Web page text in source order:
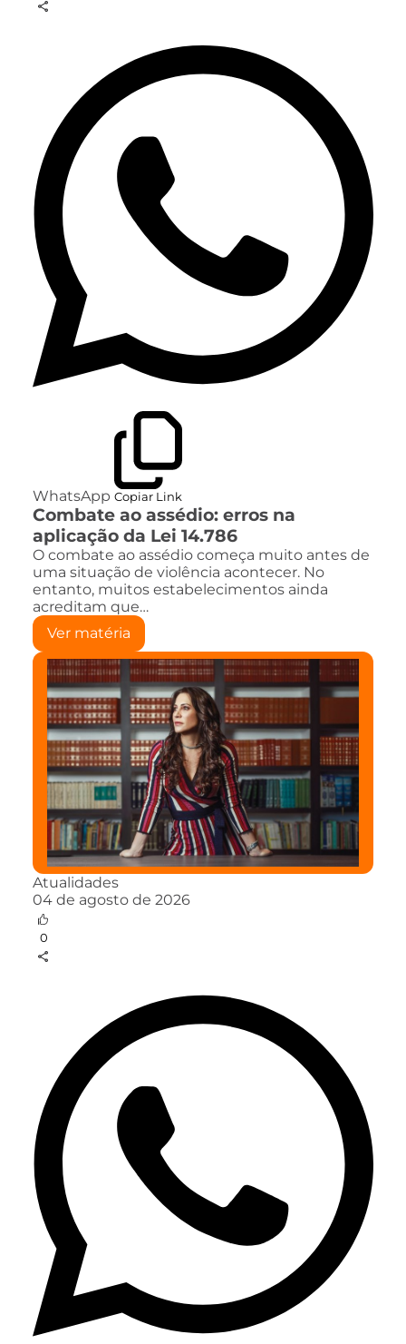
WhatsApp Copiar Link
Combate ao assédio: erros na
aplicação da Lei 14.786
O combate ao assédio começa muito antes de
uma situação de violência acontecer. No
entanto, muitos estabelecimentos ainda
acreditam que…
Ver matéria
Atualidades
04 de agosto de 2026
0